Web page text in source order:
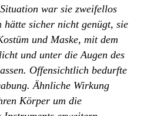
war sie zweifellos
sicher nicht genügt, sie
und Maske, mit dem
und unter die Augen des
Offensichtlich bedurfte
Ähnliche Wirkung
Körper um die